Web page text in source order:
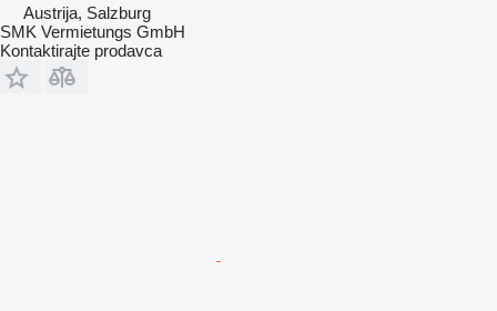
Austrija, Salzburg
SMK Vermietungs GmbH
Kontaktirajte prodavca